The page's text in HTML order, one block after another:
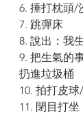
6. 捶打枕頭/
7. 跳彈床
8. 說出：我
9. 把生氣的
扔進垃圾桶
10. 拍打皮
11. 閉目打坐